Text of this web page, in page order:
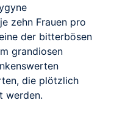
zehn Frauen pro
der bitterbösen
grandiosen
die plötzlich
werden.